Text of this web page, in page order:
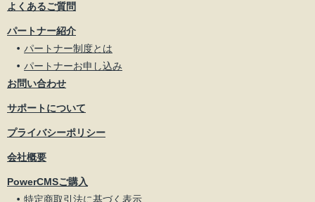
よくあるご質問
パートナー紹介
パートナー制度とは
パートナーお申し込み
お問い合わせ
サポートについて
プライバシーポリシー
会社概要
PowerCMSご購入
特定商取引法に基づく表示